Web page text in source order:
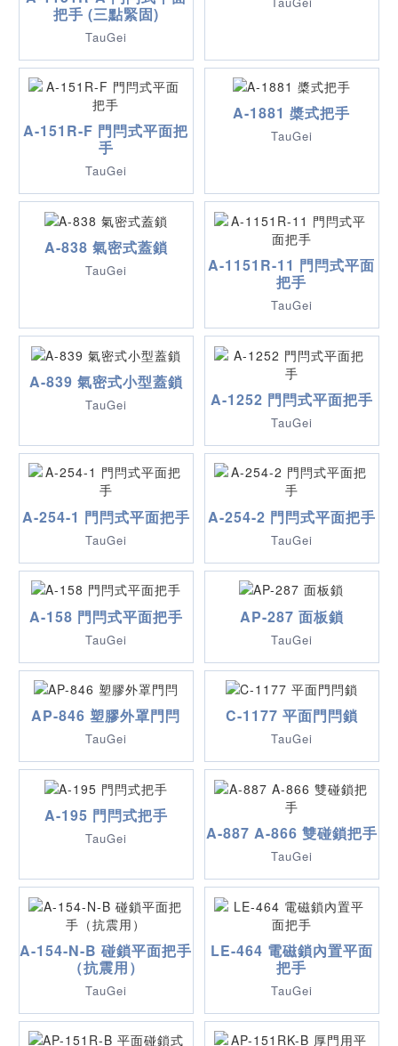
把手 (三點緊固)
TauGei
A-151R-F 門閂式平面把
手
TauGei
A-1881 槳式把手
TauGei
A-838 氣密式蓋鎖
TauGei
A-1151R-11 門閂式平面
把手
TauGei
A-839 氣密式小型蓋鎖
TauGei A-1252 門閂式平面把手
TauGei
A-254-1 門閂式平面把手
TauGei
A-254-2 門閂式平面把手
TauGei
A-158 門閂式平面把手
TauGei
AP-287 面板鎖
TauGei
AP-846 塑膠外罩門閂
TauGei
C-1177 平面門閂鎖
TauGei
A-195 門閂式把手
TauGei A-887 A-866 雙碰鎖把手
TauGei
A-154-N-B 碰鎖平面把手
（抗震用）
TauGei
LE-464 電磁鎖內置平面
把手
TauGei